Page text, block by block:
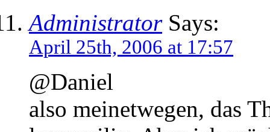
AdministratorSays:
April 25th, 2006 at 17:57
@Daniel
also meinetwegen, das